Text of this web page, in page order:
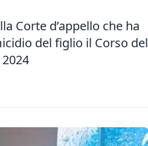
Corte d’appello che ha
del figlio il Corso del